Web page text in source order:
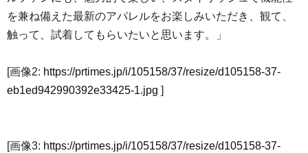
を兼ね備えた最新のアパレルをお楽しみいただき、観て、
触って、試着してもらいたいと思います。」
[画像2: https://prtimes.jp/i/105158/37/resize/d105158-37-
eb1ed942990392e33425-1.jpg ]
[画像3: https://prtimes.jp/i/105158/37/resize/d105158-37-